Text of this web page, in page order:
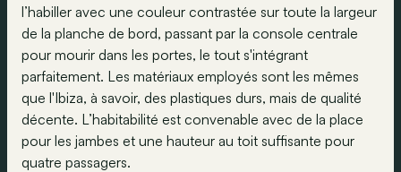
l’habiller avec une couleur contrastée sur toute la largeur
de la planche de bord, passant par la console centrale
pour mourir dans les portes, le tout s'intégrant
parfaitement. Les matériaux employés sont les mêmes
que l'Ibiza, à savoir, des plastiques durs, mais de qualité
décente. L’habitabilité est convenable avec de la place
pour les jambes et une hauteur au toit suffisante pour
quatre passagers.